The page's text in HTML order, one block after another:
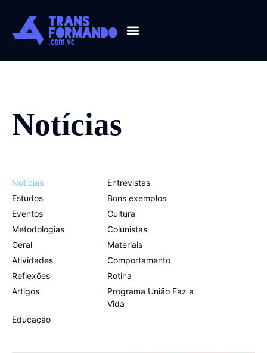
Notícias
Notícias
Entrevistas
Estudos
Bons exemplos
Eventos
Cultura
Metodologias
Colunistas
Geral
Materiais
Atividades
Comportamento
Reflexões
Rotina
Artigos
Programa União Faz a
Vida
Educação